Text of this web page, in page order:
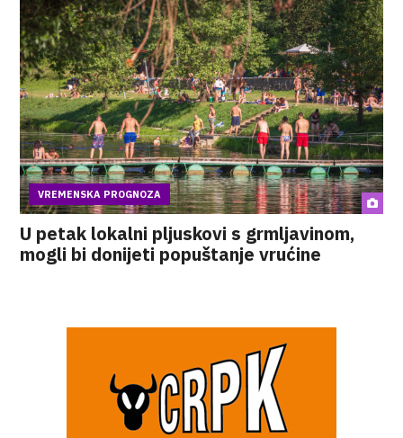
VREMENSKA PROGNOZA
U petak lokalni pljuskovi s grmljavinom,
mogli bi donijeti popuštanje vrućine